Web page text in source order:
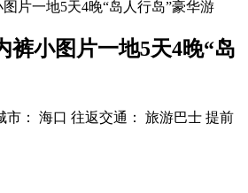
裤小图片一地5天4晚“岛
市： 海口 往返交通： 旅游巴士 提前